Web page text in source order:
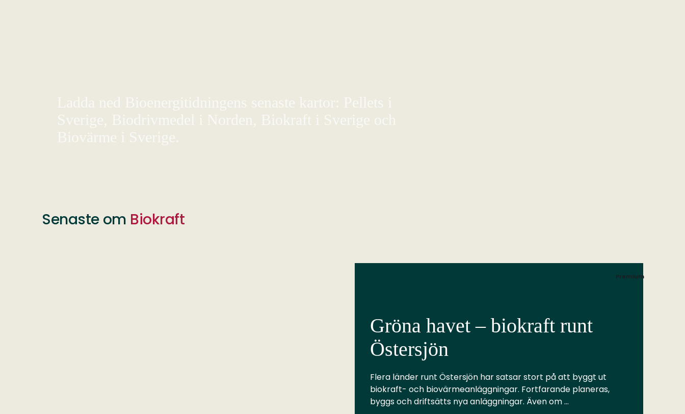
Ladda ned Bioenergitidningens senaste kartor: Pellets i
Sverige, Biodrivmedel i Norden, Biokraft i Sverige och
Biovärme i Sverige.
Senaste om Biokraft
Premium
Gröna havet – biokraft runt
Östersjön
Flera länder runt Östersjön har satsar stort på att byggt ut
biokraft- och biovärmeanläggningar. Fortfarande planeras,
byggs och driftsätts nya anläggningar. Även om …